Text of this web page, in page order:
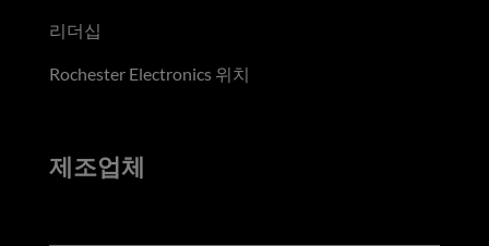
리더십
Rochester Electronics 위치
제조업체